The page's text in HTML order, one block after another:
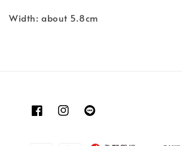
Width: about 5.8cm